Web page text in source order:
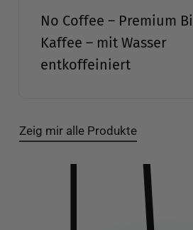
No Coffee – Premium
Instant Kaffee – mit
entkoffeiniert
2
Zeig mir alle Produkte